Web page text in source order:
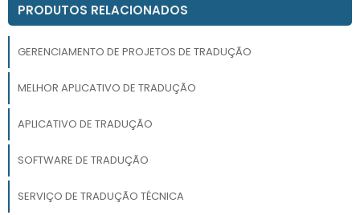
PRODUTOS RELACIONADOS
GERENCIAMENTO DE PROJETOS DE TRADUÇÃO
MELHOR APLICATIVO DE TRADUÇÃO
APLICATIVO DE TRADUÇÃO
SOFTWARE DE TRADUÇÃO
SERVIÇO DE TRADUÇÃO TÉCNICA